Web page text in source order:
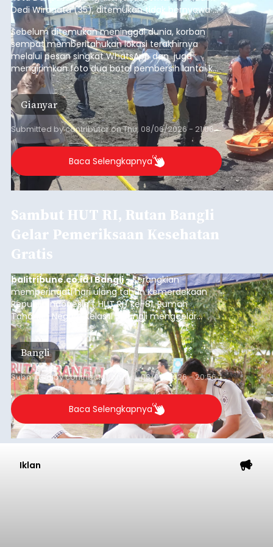
Dedi Wiranata (35), ditemukan tidak bernyawa di
pesisir Pantai Purnama, Sukawati.
Sebelum ditemukan meninggal dunia, korban
sempat memberitahukan lokasi terakhirnya
melalui pesan singkat WhatsApp dan juga
mengirimkan foto dua botol pembersih lantai ke
istrinya.
Gianyar
Submitted bycontributoronThu, 08/06/2026 - 21:06
Baca Selengkapnya
Sambut HUT RI, Rutan Bangli
Gelar Pemeriksaan Kesehatan
Gratis
balitribune.co.id I Bangli -Serangkian
memperingati hari ulang tahun Kemerdekaan
Republik Indonesia ( HUT RI) ke-81, Rumah
Tahanan Negara Kelas II B Bangli menggelar
kegiatan pemeriksaan kesehatan gratis, Rabu
(6/8/2026).
Bangli
Submitted bycontributor Thu, 08/06/2026 - 20:56
Baca Selengkapnya
Iklan